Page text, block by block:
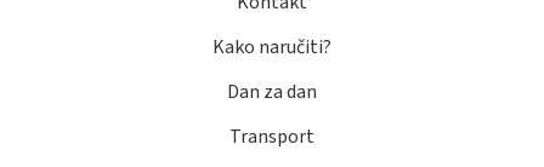
Kako naručiti?
Dan za dan
Transport